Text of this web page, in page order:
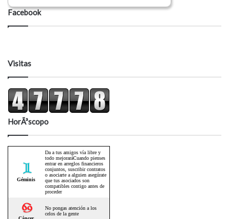
Facebook
Visitas
HorÃ³scopo